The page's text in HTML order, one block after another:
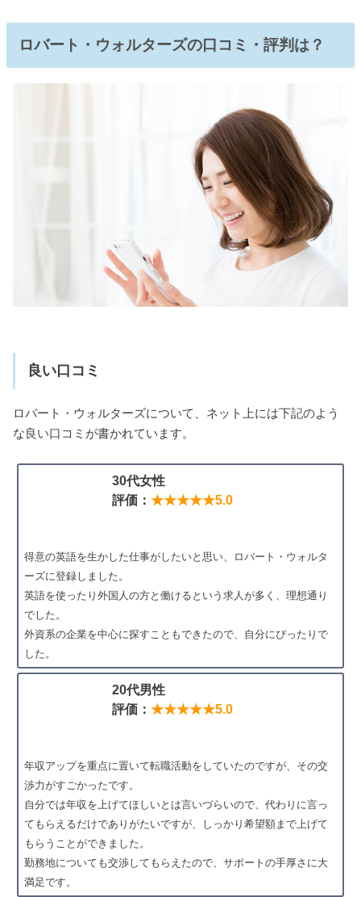
ロバート・ウォルターズの口コミ・評判は？
良い口コミ
ロバート・ウォルターズについて、ネット上には下記のよう
な良い口コミが書かれています。
30代女性
評価： ★★★★★5.0
得意の英語を生かした仕事がしたいと思い、ロバート・ウォルタ
ーズに登録しました。
英語を使ったり外国人の方と働けるという求人が多く、理想通り
でした。
外資系の企業を中心に探すこともできたので、自分にぴったりで
した。
20代男性
評価： ★★★★★5.0
年収アップを重点に置いて転職活動をしていたのですが、その交
渉力がすごかったです。
自分では年収を上げてほしいとは言いづらいので、代わりに言っ
てもらえるだけでありがたいですが、しっかり希望額まで上げて
もらうことができました。
勤務地についても交渉してもらえたので、サポートの手厚さに大
満足です。